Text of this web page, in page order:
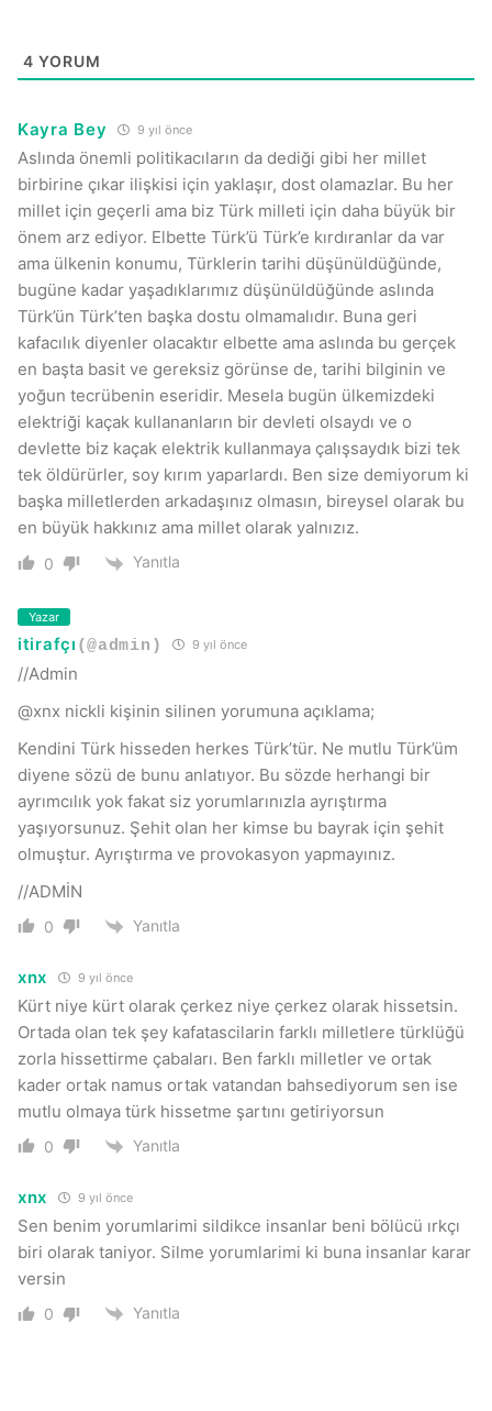
4 YORUM
Kayra Bey 9 yıl önce
Aslında önemli politikacıların da dediği gibi her millet
birbirine çıkar ilişkisi için yaklaşır, dost olamazlar. Bu her
millet için geçerli ama biz Türk milleti için daha büyük bir
önem arz ediyor. Elbette Türk’ü Türk’e kırdıranlar da var
ama ülkenin konumu, Türklerin tarihi düşünüldüğünde,
bugüne kadar yaşadıklarımız düşünüldüğünde aslında
Türk’ün Türk’ten başka dostu olmamalıdır. Buna geri
kafacılık diyenler olacaktır elbette ama aslında bu gerçek
en başta basit ve gereksiz görünse de, tarihi bilginin ve
yoğun tecrübenin eseridir. Mesela bugün ülkemizdeki
elektriği kaçak kullananların bir devleti olsaydı ve o
devlette biz kaçak elektrik kullanmaya çalışsaydık bizi tek
tek öldürürler, soy kırım yaparlardı. Ben size demiyorum ki
başka milletlerden arkadaşınız olmasın, bireysel olarak bu
en büyük hakkınız ama millet olarak yalnızız.
0 Yanıtla
Yazar
itirafçı (@admin) 9 yıl önce
//Admin
@xnx nickli kişinin silinen yorumuna açıklama;
Kendini Türk hisseden herkes Türk’tür. Ne mutlu Türk’üm
diyene sözü de bunu anlatıyor. Bu sözde herhangi bir
ayrımcılık yok fakat siz yorumlarınızla ayrıştırma
yaşıyorsunuz. Şehit olan her kimse bu bayrak için şehit
olmuştur. Ayrıştırma ve provokasyon yapmayınız.
//ADMİN
0 Yanıtla
xnx 9 yıl önce
Kürt niye kürt olarak çerkez niye çerkez olarak hissetsin.
Ortada olan tek şey kafatascilarin farklı milletlere türklüğü
zorla hissettirme çabaları. Ben farklı milletler ve ortak
kader ortak namus ortak vatandan bahsediyorum sen ise
mutlu olmaya türk hissetme şartını getiriyorsun
0 Yanıtla
xnx 9 yıl önce
Sen benim yorumlarimi sildikce insanlar beni bölücü ırkçı
biri olarak taniyor. Silme yorumlarimi ki buna insanlar karar
versin
0 Yanıtla